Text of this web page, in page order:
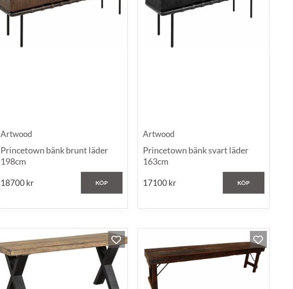
Artwood
Princetown bänk brunt läder
198cm
18700kr KÖP
Artwood
Princetown bänk svart läder
163cm
17100kr KÖP